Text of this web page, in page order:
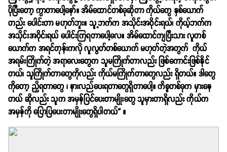
ပိုပြီးတော့ ကွာတာပေါ့နော်။ အိမ်ထောင်တစ်ခုဆိုတာ ကိုယ်တွေ နှစ်ယောက်
တည်း ပေါင်းတာ မဟုတ်ဘူး။ သူ့ဘက်က အသိုင်းအဝိုင်းရယ်၊ ကိုယ့်ဘက်က
အသိုင်းအဝိုင်းရယ် ပေါင်းကြရတာပေါ့လေ။ အိမ်ထောင်ကျပြီးသား လူတစ်
ယောက်က အရင်တုန်းကလို လူလွတ်တစ်ယောက် မဟုတ်တဲ့အတွက် ကိုယ်
အရမ်းကြိုက်တဲ့ အရာလေးတွေက သူမကြိုက်တာလည်း ဖြစ်ကောင်းဖြစ်နိုင်
တယ်၊ သူကြိုက်တာတွေကိုလည်း ကိုယ်မကြိုက်တာတွေလည်း ရှိတယ်။ ဒါတွေ
ကိုတော့ ညှိရတာတွေ ၊ နားလည်ပေးရတာတွေရှိတာပေါ့။ ကိစ္စတစ်ခုက မှားနေ
တယ် ဆိုလည်း သူက အမှန်ပြင်ပေးတာမျိုးတွေ သူမှားတာရှိလည်း ကိုယ်က
အမှန်ကို ပြောပြပေးတာမျိုးတွေရှိပါတယ်” ။